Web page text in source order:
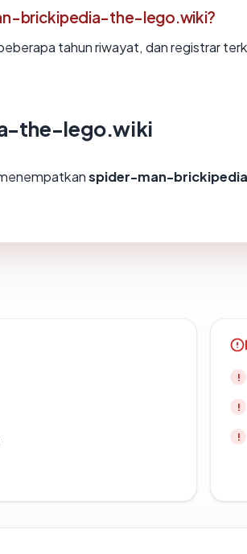
brickipedia-the-lego.wiki?
tahun riwayat, dan registrar
the-lego.wiki
spider-man-